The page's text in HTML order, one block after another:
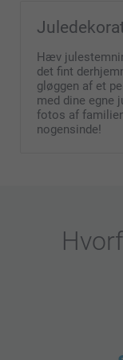
Hæv
det fint
gløggen af et
med dine egne
fotos af
nogensinde!